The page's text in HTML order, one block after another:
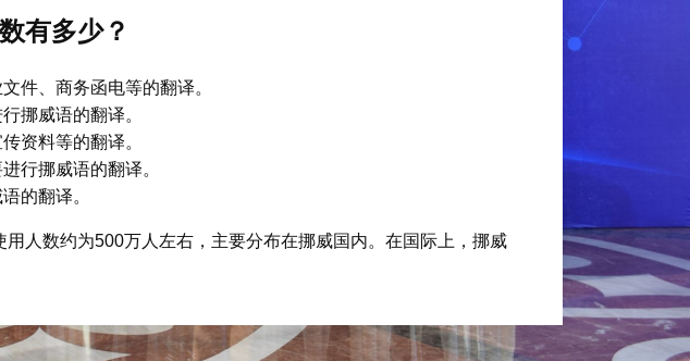
有多少？
件、商务函电等的翻译。
挪威语的翻译。
资料等的翻译。
行挪威语的翻译。
的翻译。
人数约为500万人左右，主要分布在挪威国内。在国际上，挪威